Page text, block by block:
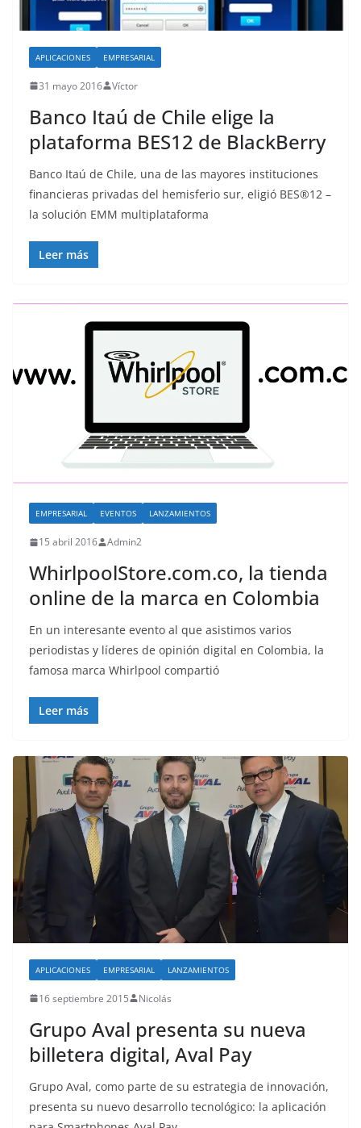
APLICACIONES EMPRESARIAL
31 mayo 2016 Víctor
Banco Itaú de Chile elige la
plataforma BES12 de BlackBerry
Banco Itaú de Chile, una de las mayores instituciones
financieras privadas del hemisferio sur, eligió BES®12 –
la solución EMM multiplataforma
Leer más
EMPRESARIAL EVENTOS LANZAMIENTOS
15 abril 2016 Admin2
WhirlpoolStore.com.co, la tienda
online de la marca en Colombia
En un interesante evento al que asistimos varios
periodistas y líderes de opinión digital en Colombia, la
famosa marca Whirlpool compartió
Leer más
APLICACIONES EMPRESARIAL LANZAMIENTOS
16 septiembre 2015 Nicolás
Grupo Aval presenta su nueva
billetera digital, Aval Pay
Grupo Aval, como parte de su estrategia de innovación,
presenta su nuevo desarrollo tecnológico: la aplicación